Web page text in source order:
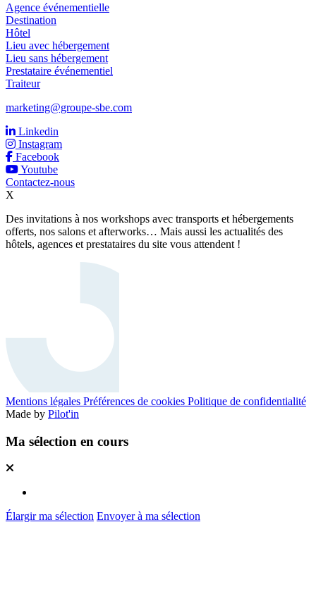
Agence événementielle
Destination
Hôtel
Lieu avec hébergement
Lieu sans hébergement
Prestataire événementiel
Traiteur
marketing@groupe-sbe.com
Linkedin
Instagram
Facebook
Youtube
Contactez-nous
X
Des invitations à nos workshops avec transports et hébergements
offerts, nos salons et afterworks… Mais aussi les actualités des
hôtels, agences et prestataires du site vous attendent !
Mentions légales Préférences de cookies Politique de confidentialité
Made by Pilot'in
Ma sélection en cours
Élargir ma sélection Envoyer à ma sélection